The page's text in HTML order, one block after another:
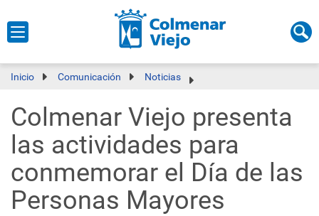
Inicio Comunicación Noticias
Colmenar Viejo presenta
las actividades para
conmemorar el Día de las
Personas Mayores